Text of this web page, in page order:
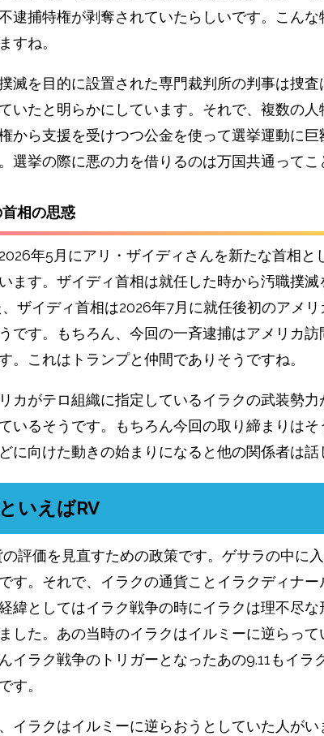
逮捕特権が剥奪されていたらしいです。こんな
すね。
滅を目的に設置された専門裁判所の判事は捜査
いたと明らかにしています。それで、複数の人
から支援を受けつつ公金を使って選挙運動に巨
選挙の際に悪の力を借りるのは万国共通ってこ
相の思惑
年5月にアリ・ザイディさんを新たな首相と
ます。ザイディ首相は就任した時から汚職撲滅
、ザイディ首相は2026年7月に就任後初のアメリ
です。もちろん、今回の一斉逮捕はアメリカ訪
。これはトランプと仲間でありそうですね。
カがテロ組織に指定しているイラクの武装勢力
いるそうです。もちろん今回の取り締まりはそ
に向けた動きの始まりになると他の関係者は話
いえばRV
評価を見直すための政策です。ゲサラの中に
す。それで、イラクの通貨ことイラクディナー
緯としてはイラク戦争の時にイラクは理不尽な
した。あの当時のイラクはイルミーに逆らって
イラク戦争のトリガーとなったあの9.11もイラ
す。
イラクはイルミーに逆らおうとしていた人が